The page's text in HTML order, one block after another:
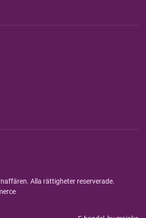
Alla rättigheter reserverade.